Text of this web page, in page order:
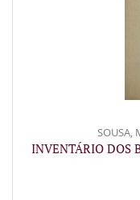
SOUSA,
INVENTÁRIO DOS